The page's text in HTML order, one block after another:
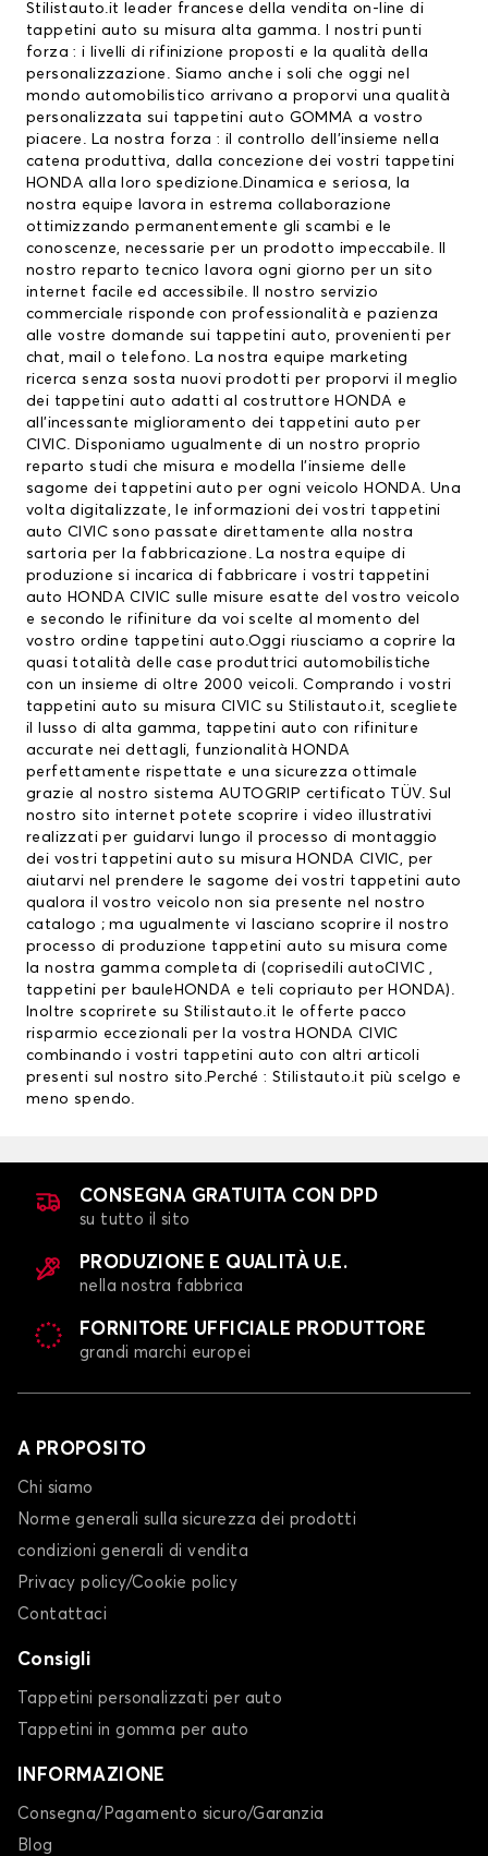
Stilistauto.it leader francese della vendita on-line di
tappetini auto su misura alta gamma. I nostri punti
forza : i livelli di rifinizione proposti e la qualità della
personalizzazione. Siamo anche i soli che oggi nel
mondo automobilistico arrivano a proporvi una qualità
personalizzata sui tappetini auto GOMMA a vostro
piacere. La nostra forza : il controllo dell’insieme nella
catena produttiva, dalla concezione dei vostri tappetini
HONDA alla loro spedizione.Dinamica e seriosa, la
nostra equipe lavora in estrema collaborazione
ottimizzando permanentemente gli scambi e le
conoscenze, necessarie per un prodotto impeccabile. Il
nostro reparto tecnico lavora ogni giorno per un sito
internet facile ed accessibile. Il nostro servizio
commerciale risponde con professionalità e pazienza
alle vostre domande sui tappetini auto, provenienti per
chat, mail o telefono. La nostra equipe marketing
ricerca senza sosta nuovi prodotti per proporvi il meglio
dei tappetini auto adatti al costruttore HONDA e
all’incessante miglioramento dei tappetini auto per
CIVIC. Disponiamo ugualmente di un nostro proprio
reparto studi che misura e modella l’insieme delle
sagome dei tappetini auto per ogni veicolo HONDA. Una
volta digitalizzate, le informazioni dei vostri tappetini
auto CIVIC sono passate direttamente alla nostra
sartoria per la fabbricazione. La nostra equipe di
produzione si incarica di fabbricare i vostri tappetini
auto HONDA CIVIC sulle misure esatte del vostro veicolo
e secondo le rifiniture da voi scelte al momento del
vostro ordine tappetini auto.Oggi riusciamo a coprire la
quasi totalità delle case produttrici automobilistiche
con un insieme di oltre 2000 veicoli. Comprando i vostri
tappetini auto su misura CIVIC su Stilistauto.it, scegliete
il lusso di alta gamma, tappetini auto con rifiniture
accurate nei dettagli, funzionalità HONDA
perfettamente rispettate e una sicurezza ottimale
grazie al nostro sistema AUTOGRIP certificato TÜV. Sul
nostro sito internet potete scoprire i video illustrativi
realizzati per guidarvi lungo il processo di montaggio
dei vostri tappetini auto su misura HONDA CIVIC, per
aiutarvi nel prendere le sagome dei vostri tappetini auto
qualora il vostro veicolo non sia presente nel nostro
catalogo ; ma ugualmente vi lasciano scoprire il nostro
processo di produzione tappetini auto su misura come
la nostra gamma completa di (coprisedili autoCIVIC ,
tappetini per bauleHONDA e teli copriauto per HONDA).
Inoltre scoprirete su Stilistauto.it le offerte pacco
risparmio eccezionali per la vostra HONDA CIVIC
combinando i vostri tappetini auto con altri articoli
presenti sul nostro sito.Perché : Stilistauto.it più scelgo e
meno spendo.
CONSEGNA GRATUITA CON DPD
su tutto il sito
PRODUZIONE E QUALITÀ U.E.
nella nostra fabbrica
FORNITORE UFFICIALE PRODUTTORE
grandi marchi europei
A PROPOSITO
Chi siamo
Norme generali sulla sicurezza dei prodotti
condizioni generali di vendita
Privacy policy/Cookie policy
Contattaci
Consigli
Tappetini personalizzati per auto
Tappetini in gomma per auto
INFORMAZIONE
Consegna/Pagamento sicuro/Garanzia
Blog